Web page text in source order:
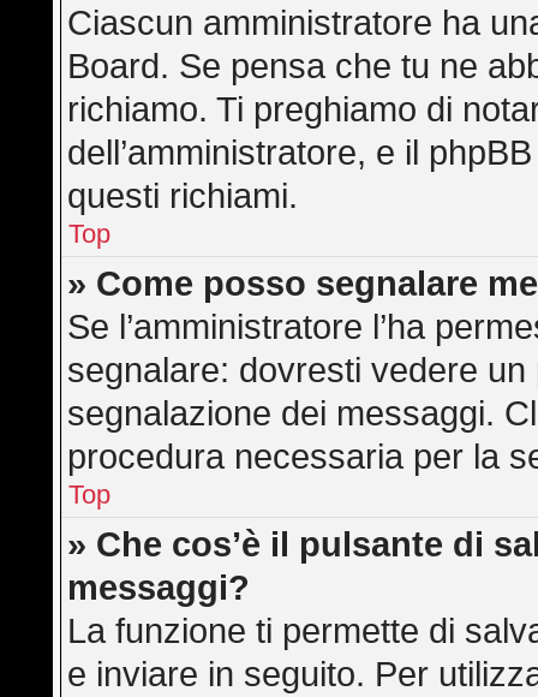
Ciascun amministratore ha
Board. Se pensa che tu ne
richiamo. Ti preghiamo di
dell’amministratore, e il
questi richiami.
Top
» Come posso segnalare
Se l’amministratore l’ha
segnalare: dovresti vedere
segnalazione dei messaggi.
procedura necessaria per la
Top
» Che cos’è il pulsante di
messaggi?
La funzione ti permette di
e inviare in seguito. Per